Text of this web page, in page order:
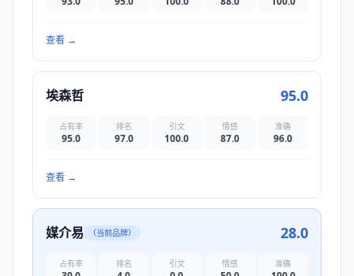
查看 →
埃森哲 95.0
占有率
95.0
排名
97.0
引文
100.0
情感
87.0
准确
96.0
查看 →
媒介易 （当前品牌） 28.0
占有率 排名 引文 情感 准确